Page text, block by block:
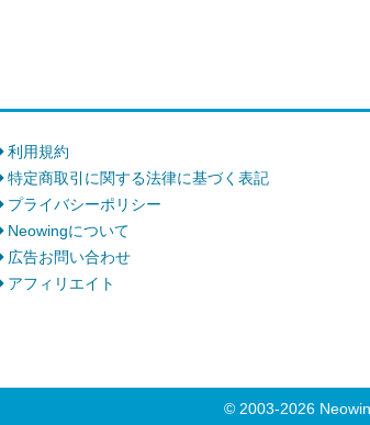
利用規約
特定商取引に関する法律に基づく表記
プライバシーポリシー
Neowingについて
広告お問い合わせ
アフィリエイト
© 2003-2026